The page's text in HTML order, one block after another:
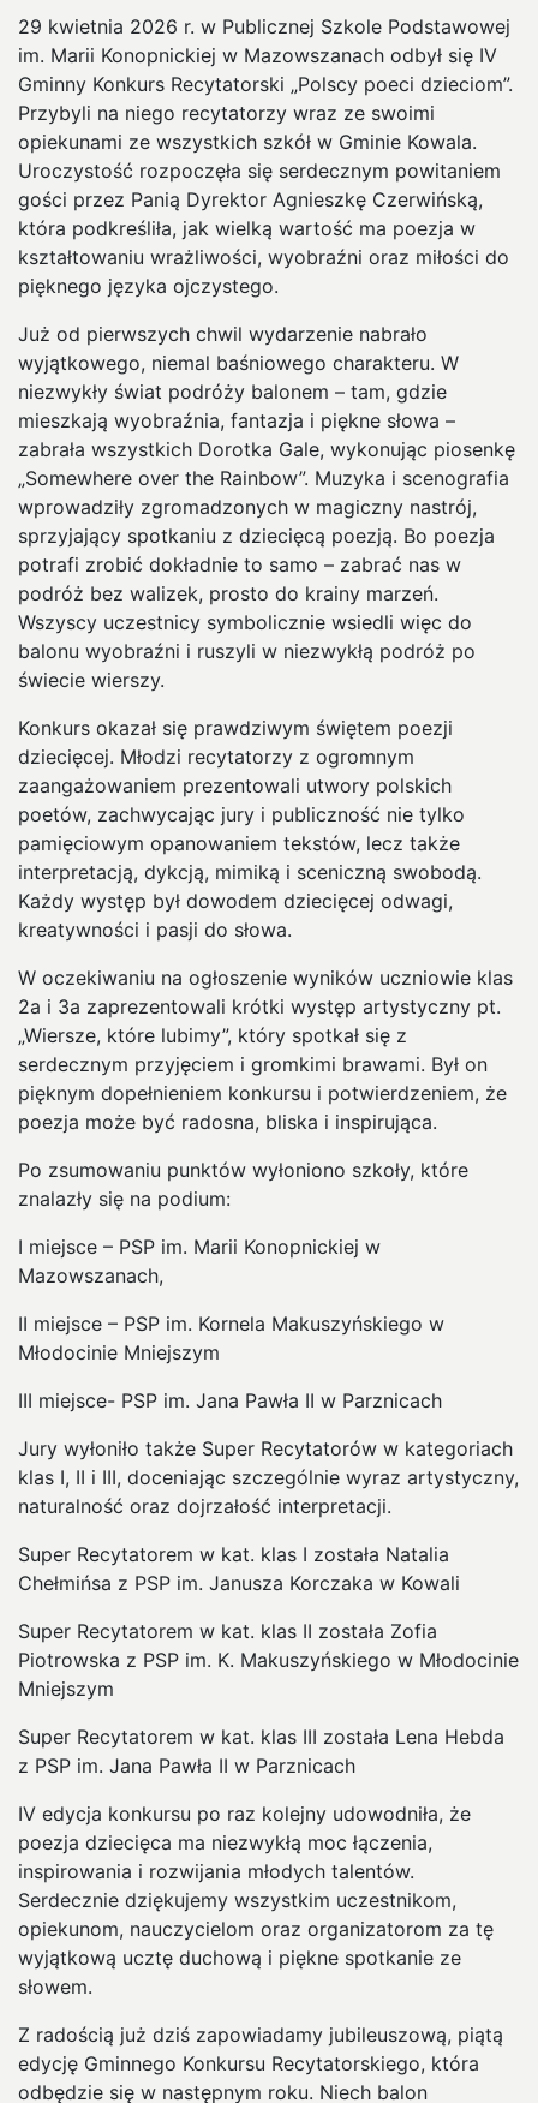
29 kwietnia 2026 r. w Publicznej Szkole Podstawowej
im. Marii Konopnickiej w Mazowszanach odbył się IV
Gminny Konkurs Recytatorski „Polscy poeci dzieciom”.
Przybyli na niego recytatorzy wraz ze swoimi
opiekunami ze wszystkich szkół w Gminie Kowala.
Uroczystość rozpoczęła się serdecznym powitaniem
gości przez Panią Dyrektor Agnieszkę Czerwińską,
która podkreśliła, jak wielką wartość ma poezja w
kształtowaniu wrażliwości, wyobraźni oraz miłości do
pięknego języka ojczystego.
Już od pierwszych chwil wydarzenie nabrało
wyjątkowego, niemal baśniowego charakteru. W
niezwykły świat podróży balonem – tam, gdzie
mieszkają wyobraźnia, fantazja i piękne słowa –
zabrała wszystkich Dorotka Gale, wykonując piosenkę
„Somewhere over the Rainbow”. Muzyka i scenografia
wprowadziły zgromadzonych w magiczny nastrój,
sprzyjający spotkaniu z dziecięcą poezją. Bo poezja
potrafi zrobić dokładnie to samo – zabrać nas w
podróż bez walizek, prosto do krainy marzeń.
Wszyscy uczestnicy symbolicznie wsiedli więc do
balonu wyobraźni i ruszyli w niezwykłą podróż po
świecie wierszy.
Konkurs okazał się prawdziwym świętem poezji
dziecięcej. Młodzi recytatorzy z ogromnym
zaangażowaniem prezentowali utwory polskich
poetów, zachwycając jury i publiczność nie tylko
pamięciowym opanowaniem tekstów, lecz także
interpretacją, dykcją, mimiką i sceniczną swobodą.
Każdy występ był dowodem dziecięcej odwagi,
kreatywności i pasji do słowa.
W oczekiwaniu na ogłoszenie wyników uczniowie klas
2a i 3a zaprezentowali krótki występ artystyczny pt.
„Wiersze, które lubimy”, który spotkał się z
serdecznym przyjęciem i gromkimi brawami. Był on
pięknym dopełnieniem konkursu i potwierdzeniem, że
poezja może być radosna, bliska i inspirująca.
Po zsumowaniu punktów wyłoniono szkoły, które
znalazły się na podium:
I miejsce – PSP im. Marii Konopnickiej w
Mazowszanach,
II miejsce – PSP im. Kornela Makuszyńskiego w
Młodocinie Mniejszym
III miejsce- PSP im. Jana Pawła II w Parznicach
Jury wyłoniło także Super Recytatorów w kategoriach
klas I, II i III, doceniając szczególnie wyraz artystyczny,
naturalność oraz dojrzałość interpretacji.
Super Recytatorem w kat. klas I została Natalia
Chełmińsa z PSP im. Janusza Korczaka w Kowali
Super Recytatorem w kat. klas II została Zofia
Piotrowska z PSP im. K. Makuszyńskiego w Młodocinie
Mniejszym
Super Recytatorem w kat. klas III została Lena Hebda
z PSP im. Jana Pawła II w Parznicach
IV edycja konkursu po raz kolejny udowodniła, że
poezja dziecięca ma niezwykłą moc łączenia,
inspirowania i rozwijania młodych talentów.
Serdecznie dziękujemy wszystkim uczestnikom,
opiekunom, nauczycielom oraz organizatorom za tę
wyjątkową ucztę duchową i piękne spotkanie ze
słowem.
Z radością już dziś zapowiadamy jubileuszową, piątą
edycję Gminnego Konkursu Recytatorskiego, która
odbędzie się w następnym roku. Niech balon